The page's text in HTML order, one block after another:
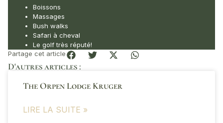
Boissons
Massages
Bush walks
Safari à cheval
Le golf très réputé!
Partage cet article
D'autres articles :
The Orpen Lodge Kruger
LIRE LA SUITE »